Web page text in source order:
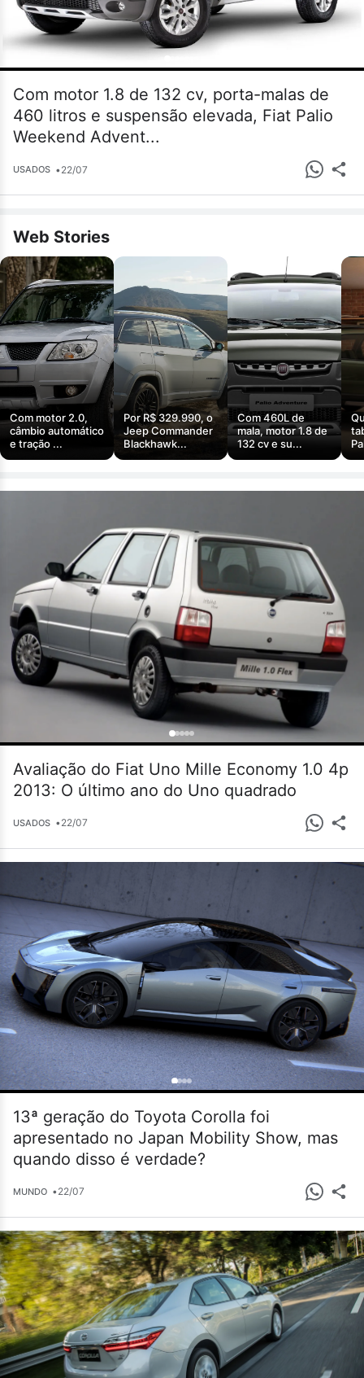
Com motor 1.8 de 132 cv, porta-malas de
460 litros e suspensão elevada, Fiat Palio
Weekend Advent...
USADOS •22/07
Web Stories
Com motor 2.0,
câmbio automático
e tração ...
Por R$ 329.990, o
Jeep Commander
Blackhawk...
Com 460L de
mala, motor 1.8 de
132 cv e su...
Avaliação do Fiat Uno Mille Economy 1.0 4p
2013: O último ano do Uno quadrado
USADOS •22/07
13ª geração do Toyota Corolla foi
apresentado no Japan Mobility Show, mas
quando disso é verdade?
MUNDO •22/07